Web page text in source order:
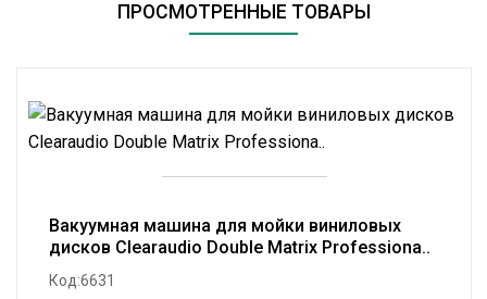
ПРОСМОТРЕННЫЕ ТОВАРЫ
Вакуумная машина для мойки виниловых
дисков Clearaudio Double Matrix Professiona..
Код:6631